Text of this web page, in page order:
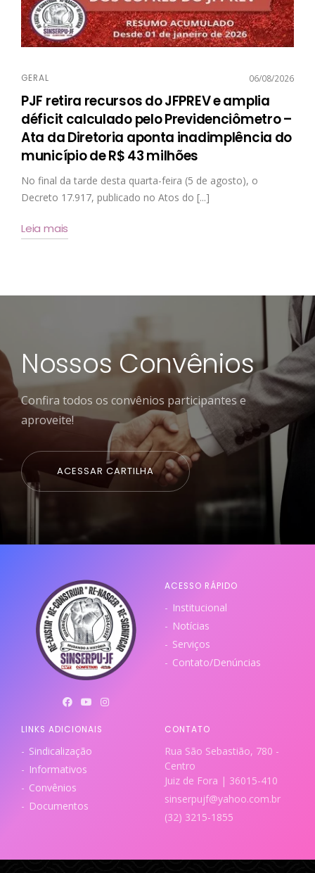
GERAL 06/08/2026
PJF retira recursos do JFPREV e amplia
déficit calculado pelo Previdenciômetro –
Ata da Diretoria aponta inadimplência do
município de R$ 43 milhões
No final da tarde desta quarta-feira (5 de agosto), o
Decreto 17.917, publicado no Atos do [...]
Leia mais
Nossos Convênios
Confira todos os convênios participantes e
aproveite!
ACESSAR CARTILHA
ACESSO RÁPIDO
Institucional
Notícias
Serviços
Contato/Denúncias
LINKS ADICIONAIS
Sindicalização
Informativos
Convênios
Documentos
CONTATO
Rua São Sebastião, 780 -
Centro
Juiz de Fora | 36015-410
sinserpujf@yahoo.com.br
(32) 3215-1855